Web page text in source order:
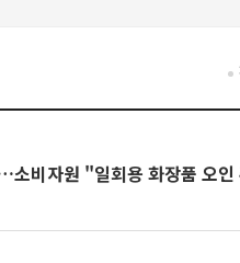
소비자원 "일회용 화장품 오